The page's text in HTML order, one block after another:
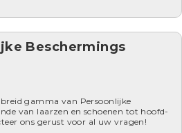
Beschermings
gamma van Persoonlijke
van laarzen en schoenen tot hoofd-
ons gerust voor al uw vragen!